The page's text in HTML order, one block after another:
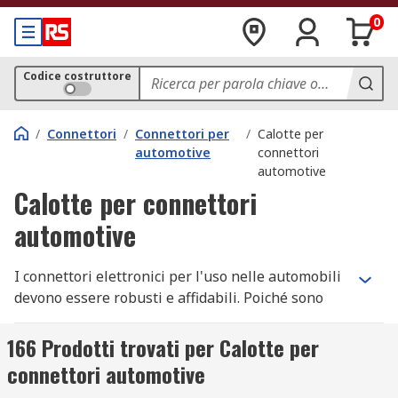
0
Codice costruttore
/ Connettori / Connettori per
automotive
/ Calotte per
connettori
automotive
Calotte per connettori
automotive
I connettori elettronici per l'uso nelle automobili
devono essere robusti e affidabili. Poiché sono
agli elementi, sono generalmente ben sigillati
contro l'ingresso di polvere e umidità e di solito
hanno un buon grado di resistenza al calore.
166 Prodotti trovati per Calotte per
connettori automotive